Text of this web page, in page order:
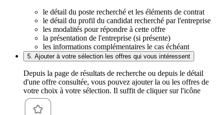
le détail du poste recherché et les éléments de contrat
le détail du profil du candidat recherché par l'entreprise
les modalités pour répondre à cette offre
la présentation de l'entreprise (si présente)
les informations complémentaires le cas échéant
5. Ajouter à votre sélection les offres qui vous intéressent
Depuis la page de résultats de recherche ou depuis le détail
d'une offre consultée, vous pouvez ajouter la ou les offres de
votre choix à votre sélection. Il suffit de cliquer sur l'icône